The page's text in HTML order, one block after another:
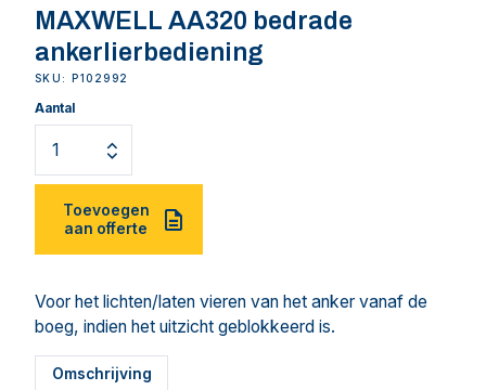
MAXWELL AA320 bedrade
ankerlierbediening
SKU: P102992
Aantal
Toevoegen
aan offerte
Voor het lichten/laten vieren van het anker vanaf de
boeg, indien het uitzicht geblokkeerd is.
Omschrijving